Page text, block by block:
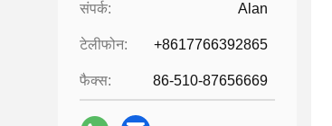
संपर्क: Alan
टेलीफोन: +8617766392865
फैक्स: 86-510-87656669